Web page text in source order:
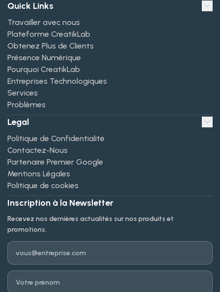
Quick Links
Travailler avec nous
Plateforme CreatikLab
Obtenez Plus de Clients
Présence Numérique
Pourquoi CreatikLab
Entreprises Technologiques
Services
Problèmes
Legal
Politique de Confidentialité
Contactez-Nous
Partenaire Premier Google
Mentions Légales
Politique de cookies
Inscription à la Newsletter
Recevez nos dernières actualités sur nos produits et
promotions.
Email
Prénom